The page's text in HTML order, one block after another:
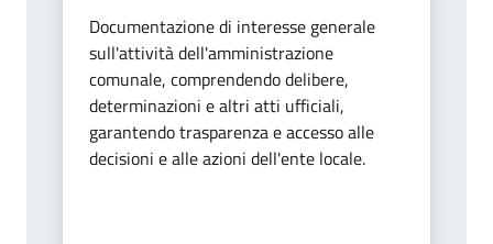
Documentazione di interesse generale
sull'attività dell'amministrazione
comunale, comprendendo delibere,
determinazioni e altri atti ufficiali,
garantendo trasparenza e accesso alle
decisioni e alle azioni dell'ente locale.